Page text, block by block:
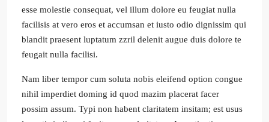
esse molestie consequat, vel illum dolore eu feugiat nulla
facilisis at vero eros et accumsan et iusto odio dignissim qui
blandit praesent luptatum zzril delenit augue duis dolore te
feugait nulla facilisi.
Nam liber tempor cum soluta nobis eleifend option congue
nihil imperdiet doming id quod mazim placerat facer
possim assum. Typi non habent claritatem insitam; est usus